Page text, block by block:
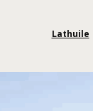
Lathuile